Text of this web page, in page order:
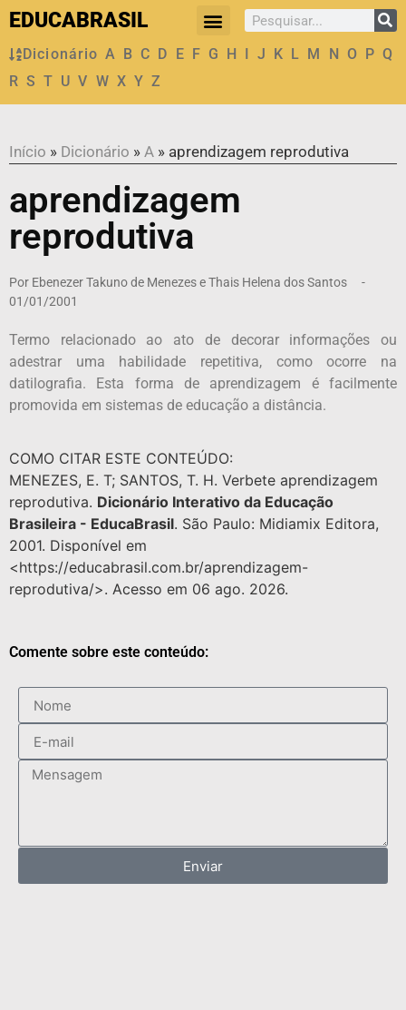
EDUCABRASIL
Dicionário A B C D E F G H I J K L M N O P Q
R S T U V W X Y Z
Início » Dicionário » A » aprendizagem reprodutiva
aprendizagem
reprodutiva
Por Ebenezer Takuno de Menezes e Thais Helena dos Santos
-
01/01/2001
Termo relacionado ao ato de decorar informações ou
adestrar uma habilidade repetitiva, como ocorre na
datilografia. Esta forma de aprendizagem é facilmente
promovida em sistemas de educação a distância.
COMO CITAR ESTE CONTEÚDO:
MENEZES, E. T; SANTOS, T. H. Verbete aprendizagem
reprodutiva. Dicionário Interativo da Educação
Brasileira - EducaBrasil. São Paulo: Midiamix Editora,
2001. Disponível em
<https://educabrasil.com.br/aprendizagem-
reprodutiva/>. Acesso em 06 ago. 2026.
Comente sobre este conteúdo:
Enviar